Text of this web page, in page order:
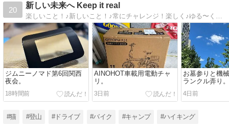
20
新しい未来へ Keep it real
ジムニーノマド第6回関西
夜会。
18時間前
AINOHOT車載用電動チャ
リ。
3日前
お墓参りと機
ランクル弄り。
4日前
#猫 #登山 #ドライブ #バイク #キャンプ #ハイキング